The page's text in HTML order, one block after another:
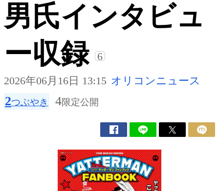
男氏インタビュ
ー収録
6
2026年06月16日 13:15 オリコンニュース
2つぶやき 4限定公開